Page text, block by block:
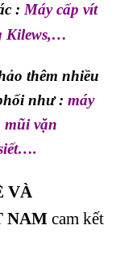
:Máy cấp vít
Kilews,…
thêm nhiều
như : máy
mũi vặn
….
VÀ
NAM cam kết